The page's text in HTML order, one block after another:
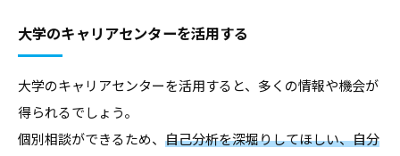
を
お
届
け
し
大学のキャリアセンターを活用する
大学のキャリアセンターを活用すると、多くの情報や機会が
得られるでしょう。
個別相談ができるため、 自己分析を深堀りしてほしい、自分